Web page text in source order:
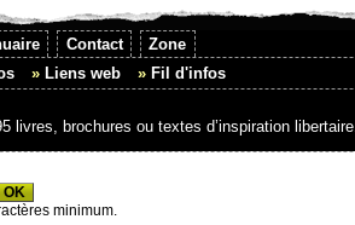
Contact Zone
Liens web Fil d'infos
livres, brochures ou textes d’inspiration libertaire.
minimum.